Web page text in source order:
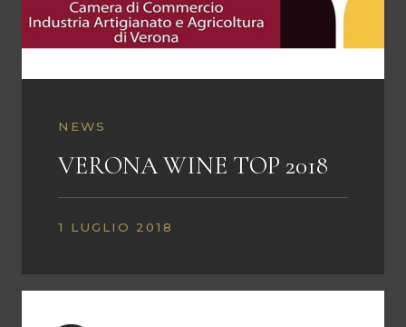
NEWS
VERONA WINE TOP 2018
1 LUGLIO 2018